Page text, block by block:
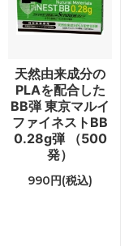
天然由来成分の
PLAを配合した
BB弾 東京マルイ
ファイネストBB
0.28g弾 （500
発）
990円(税込)